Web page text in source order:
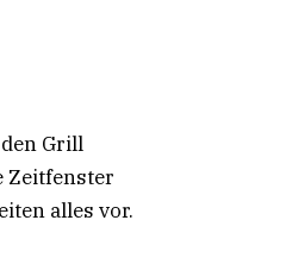
Grill
Zeitfenster
alles vor.